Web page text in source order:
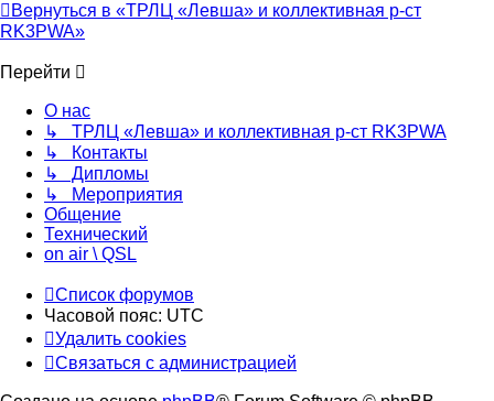
Вернуться в «ТРЛЦ «Левша» и коллективная р-ст
RK3PWA»
Перейти
О нас
↳ ТРЛЦ «Левша» и коллективная р-ст RK3PWA
↳ Контакты
↳ Дипломы
↳ Мероприятия
Общение
Технический
on air \ QSL
Список форумов
Часовой пояс: UTC
Удалить cookies
Связаться с администрацией